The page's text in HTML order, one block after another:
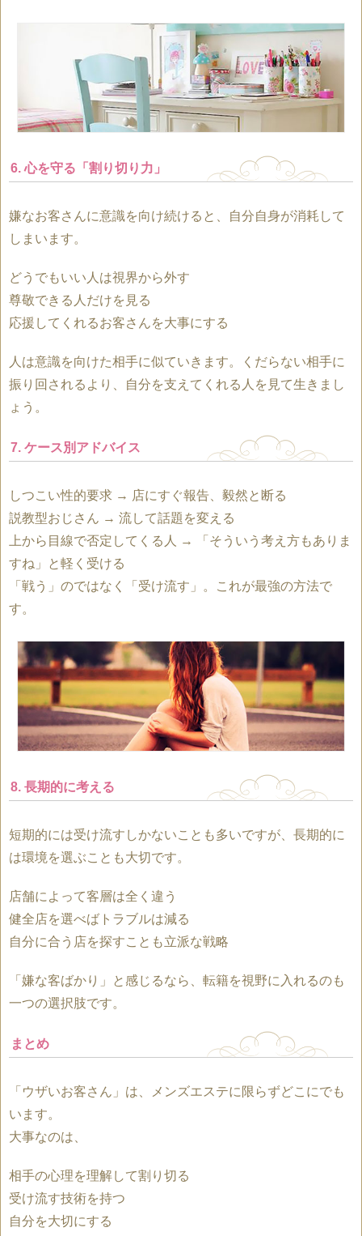
6. 心を守る「割り切り力」
嫌なお客さんに意識を向け続けると、自分自身が消耗して
しまいます。
どうでもいい人は視界から外す
尊敬できる人だけを見る
応援してくれるお客さんを大事にする
人は意識を向けた相手に似ていきます。くだらない相手に
振り回されるより、自分を支えてくれる人を見て生きまし
ょう。
7. ケース別アドバイス
しつこい性的要求 → 店にすぐ報告、毅然と断る
説教型おじさん → 流して話題を変える
上から目線で否定してくる人 → 「そういう考え方もありま
すね」と軽く受ける
「戦う」のではなく「受け流す」。これが最強の方法で
す。
8. 長期的に考える
短期的には受け流すしかないことも多いですが、長期的に
は環境を選ぶことも大切です。
店舗によって客層は全く違う
健全店を選べばトラブルは減る
自分に合う店を探すことも立派な戦略
「嫌な客ばかり」と感じるなら、転籍を視野に入れるのも
一つの選択肢です。
まとめ
「ウザいお客さん」は、メンズエステに限らずどこにでも
います。
大事なのは、
相手の心理を理解して割り切る
受け流す技術を持つ
自分を大切にする